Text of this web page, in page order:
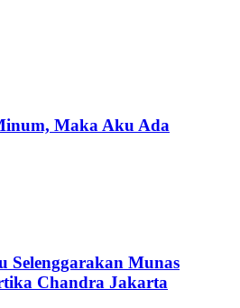
Maka Aku Ada
Selenggarakan Munas
Chandra Jakarta